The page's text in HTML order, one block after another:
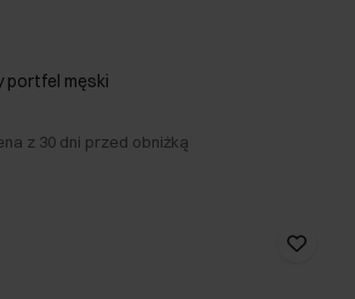
portfel męski
z 30 dni przed obniżką